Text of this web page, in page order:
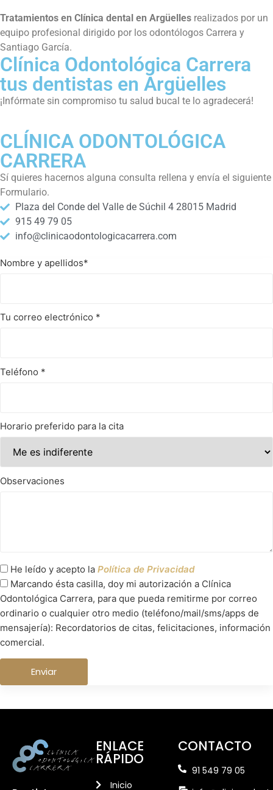
Tratamientos en Clínica dental en Argüelles realizados por un
equipo profesional dirigido por los odontólogos Carrera y
Santiago García.
Clínica Odontológica Carrera
tus dentistas en Argüelles
¡Infórmate sin compromiso tu salud bucal te lo agradecerá!
CLÍNICA ODONTOLÓGICA
CARRERA
Sí quieres hacernos alguna consulta rellena y envía el siguiente
Formulario.
Plaza del Conde del Valle de Súchil 4 28015 Madrid
915 49 79 05
info@clinicaodontologicacarrera.com
Nombre y apellidos*
Tu correo electrónico *
Teléfono *
Horario preferido para la cita
Observaciones
He leído y acepto la Política de Privacidad
Marcando ésta casilla, doy mi autorización a Clínica
Odontológica Carrera, para que pueda remitirme por correo
ordinario o cualquier otro medio (teléfono/mail/sms/apps de
mensajería): Recordatorios de citas, felicitaciones, información
comercial.
ENLACE
RÁPIDO
Inicio
CONTACTO
91 549 79 05